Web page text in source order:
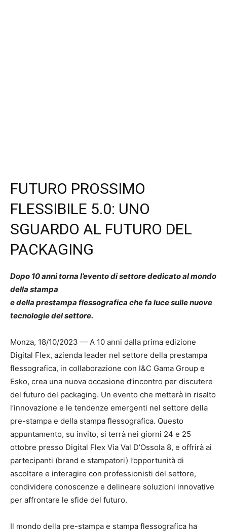
FUTURO PROSSIMO
FLESSIBILE 5.0: UNO
SGUARDO AL FUTURO DEL
PACKAGING
Dopo 10 anni torna l’evento di settore dedicato al mondo
della stampa
e della prestampa flessografica che fa luce sulle nuove
tecnologie del settore.
Monza, 18/10/2023 — A 10 anni dalla prima edizione
Digital Flex, azienda leader nel settore della prestampa
flessografica, in collaborazione con I&C Gama Group e
Esko, crea una nuova occasione d’incontro per discutere
del futuro del packaging. Un evento che metterà in risalto
l’innovazione e le tendenze emergenti nel settore della
pre-stampa e della stampa flessografica. Questo
appuntamento, su invito, si terrà nei giorni 24 e 25
ottobre presso Digital Flex Via Val D’Ossola 8, e offrirà ai
partecipanti (brand e stampatori) l’opportunità di
ascoltare e interagire con professionisti del settore,
condividere conoscenze e delineare soluzioni innovative
per affrontare le sfide del futuro.
Il mondo della pre-stampa e stampa flessografica ha